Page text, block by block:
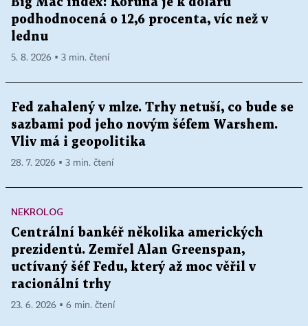
podhodnocená o 12,6 procenta, víc než v
lednu
5. 8. 2026 ▪ 3 min. čtení
Fed zahalený v mlze. Trhy netuší, co bude se
sazbami pod jeho novým šéfem Warshem.
Vliv má i geopolitika
28. 7. 2026 ▪ 3 min. čtení
NEKROLOG
Centrální bankéř několika amerických
prezidentů. Zemřel Alan Greenspan,
uctívaný šéf Fedu, který až moc věřil v
racionální trhy
23. 6. 2026 ▪ 6 min. čtení